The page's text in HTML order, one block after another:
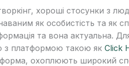
хороші стосунки з
як особистість та як
та вона актуальна.
з платформою такою як Click
охоплюють широкий